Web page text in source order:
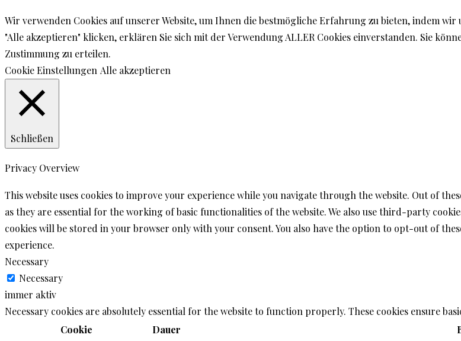
Wir verwenden Cookies auf unserer Website, um Ihnen die bestmögliche Erfahrung zu bieten, indem
"Alle akzeptieren" klicken, erklären Sie sich mit der Verwendung ALLER Cookies einverstanden. Sie
Zustimmung zu erteilen.
Cookie Einstellungen Alle akzeptieren
Schließen
Privacy Overview
This website uses cookies to improve your experience while you navigate through the website. Out of
as they are essential for the working of basic functionalities of the website. We also use third-party
cookies will be stored in your browser only with your consent. You also have the option to opt-out of
experience.
Necessary
Necessary
immer aktiv
Necessary cookies are absolutely essential for the website to function properly. These cookies ensure
Cookie
Dauer